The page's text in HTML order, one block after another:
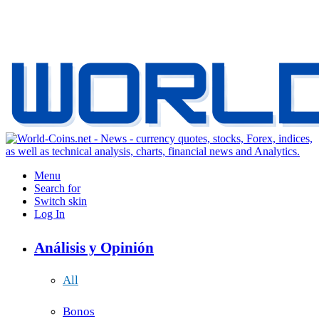
Menu
Search for
Switch skin
Log In
Análisis y Opinión
All
Bonos